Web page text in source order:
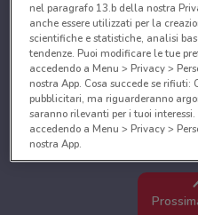
nel paragrafo 13.b della nostra
anche essere utilizzati per la
scientifiche e statistiche, analisi
tendenze. Puoi modificare le tue
accedendo a Menu > Privacy >
nostra App. Cosa succede se
pubblicitari, ma riguarderanno
saranno rilevanti per i tuoi
accedendo a Menu > Privacy >
nostra App.
Noi e i nostri partner
Utilizzare dati di geolocalizzazione
caratteristiche del dispositivo ai